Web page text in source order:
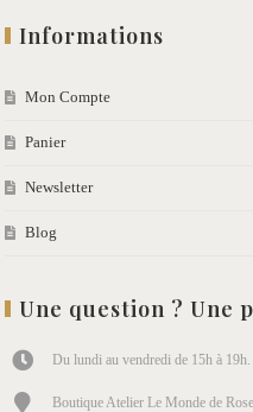
Informations
Mon Compte
Panier
Newsletter
Blog
Une question ? Une
Du lundi au vendredi de 15h à
Boutique Atelier Le Monde de